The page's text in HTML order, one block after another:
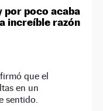
por poco acaba
increíble razón
que el
en un
sentido.